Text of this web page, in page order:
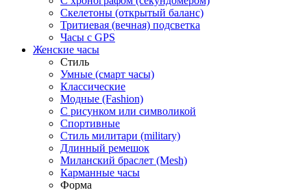
Скелетоны (открытый баланс)
Тритиевая (вечная) подсветка
Часы с GPS
Женские часы
Стиль
Умные (смарт часы)
Классические
Модные (Fashion)
С рисунком или символикой
Спортивные
Стиль милитари (military)
Длинный ремешок
Миланский браслет (Mesh)
Карманные часы
Форма